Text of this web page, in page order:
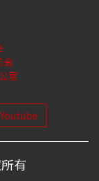
会
室
有